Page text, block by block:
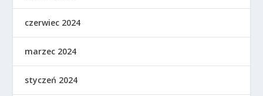
czerwiec 2024
marzec 2024
styczeń 2024